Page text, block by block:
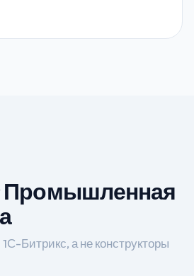
Промышленная
Битрикс, а не конструкторы